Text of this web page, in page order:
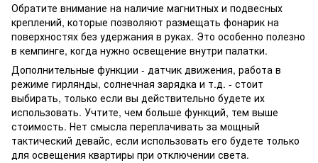
Обратите внимание на наличие магнитных и подвесных
креплений, которые позволяют размещать фонарик на
поверхностях без удержания в руках. Это особенно полезно
в кемпинге, когда нужно освещение внутри палатки.
Дополнительные функции - датчик движения, работа в
режиме гирлянды, солнечная зарядка и т.д. - стоит
выбирать, только если вы действительно будете их
использовать. Учтите, чем больше функций, тем выше
стоимость. Нет смысла переплачивать за мощный
тактический девайс, если использовать его будете только
для освещения квартиры при отключении света.